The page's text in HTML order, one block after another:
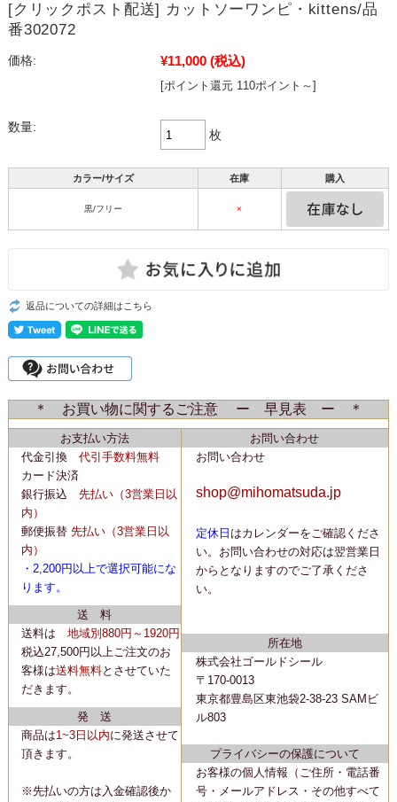
[クリックポスト配送] カットソーワンピ・kittens/品
番302072
価格: ¥11,000 (税込)
[ポイント還元 110ポイント～]
数量:
枚
カラー/サイズ 在庫 購入
黒/フリー ×
返品についての詳細はこちら
＊ お買い物に関するご注意 ー 早見表 ー ＊
お支払い方法
代金引換
代引手数料無料
カード決済
銀行振込
先払い（3営業日以
内）
郵便振替 先払い（3営業日以
内）
・2,200円以上で選択可能にな
ります。
送 料
送料は 地域別880円～1920円
税込27,500円以上ご注文のお
客様は送料無料とさせていた
だきます。
発 送
商品は1~3日以内に発送させて
頂きます。
※先払いの方は入金確認後か
お問い合わせ
お問い合わせ
shop@mihomatsuda.jp
定休日 はカレンダーをご確認くださ
い。 お問い合わせの対応は翌営業日
からとなりますのでご了承くださ
い。
所在地
株式会社ゴールドシール
〒170-0013
東京都豊島区東池袋2-38-23 SAMビ
ル803
プライバシーの保護について
お客様の個人情報（ご住所・電話番
号・メールアドレス・その他すべて